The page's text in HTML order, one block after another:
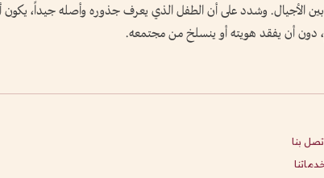
بين الأجيال. وشدد على أن الطفل الذي يعرف جذوره وأصله جيداً، يكون
دون أن يفقد هويته أو ينسلخ من مجتمعه.
بنا